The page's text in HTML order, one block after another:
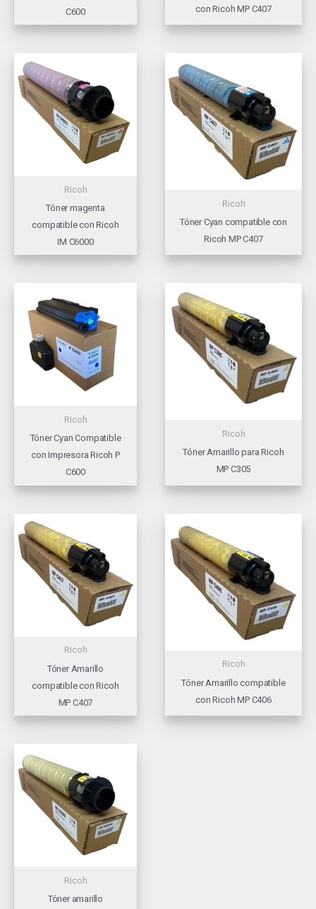
C600 con Ricoh MP C407
Ricoh
Tóner magenta
compatible con Ricoh
IM C6000
Ricoh
Tóner Cyan compatible con
Ricoh MP C407
Ricoh
Tóner Cyan Compatible
con Impresora Ricoh P
C600
Ricoh
Tóner Amarillo para Ricoh
MP C305
Ricoh
Tóner Amarillo
compatible con Ricoh
MP C407
Ricoh
Tóner Amarillo compatible
con Ricoh MP C406
Ricoh
Tóner amarillo